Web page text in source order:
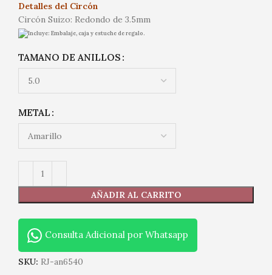
Detalles del Circón
Circón Suizo: Redondo de 3.5mm
Incluye: Embalaje, caja y estuche de regalo.
TAMANO DE ANILLOS
METAL
AÑADIR AL CARRITO
Consulta Adicional por Whatsapp
SKU: RJ-an6540